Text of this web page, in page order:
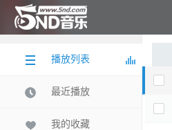
播放列表
最近播放
我的收藏